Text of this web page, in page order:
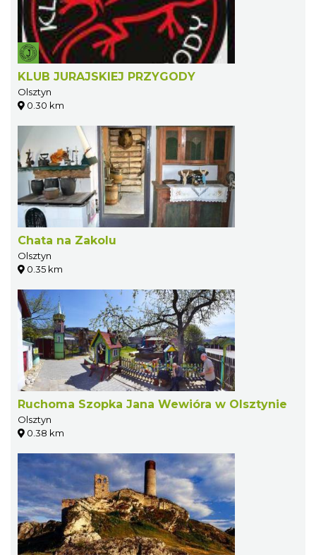
KLUB JURAJSKIEJ PRZYGODY
Olsztyn
0.30 km
Chata na Zakolu
Olsztyn
0.35 km
Ruchoma Szopka Jana Wewióra w Olsztynie
Olsztyn
0.38 km